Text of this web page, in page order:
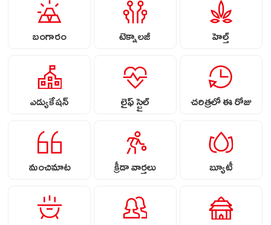
బంగారం టెక్నాలజీ హెల్త్
ఎడ్యుకేషన్ లైఫ్ స్టైల్ చరిత్రలో ఈ రోజు
మంచిమాట క్రీడా వార్తలు బ్యూటీ